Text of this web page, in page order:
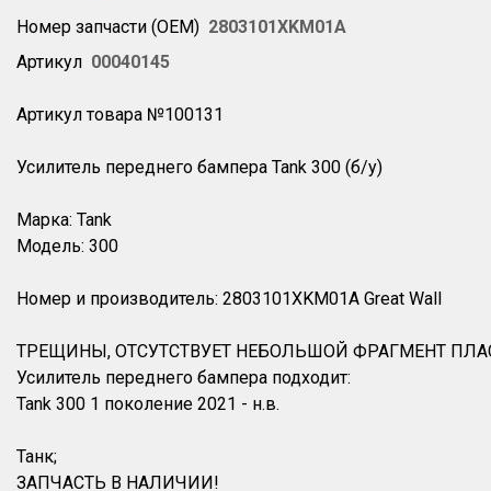
Номер запчасти (OEM) 2803101XKM01A
Артикул 00040145
Артикул товара №100131
Усилитель переднего бампера Tank 300 (б/у)
Марка: Tank
Модель: 300
Номер и производитель: 2803101XKM01A Great Wall
ТРЕЩИНЫ, ОТСУТСТВУЕТ НЕБОЛЬШОЙ ФРАГМЕНТ
Усилитель переднего бампера подходит:
Tank 300 1 поколение 2021 - н.в.
Танк;
ЗАПЧАСТЬ В НАЛИЧИИ!